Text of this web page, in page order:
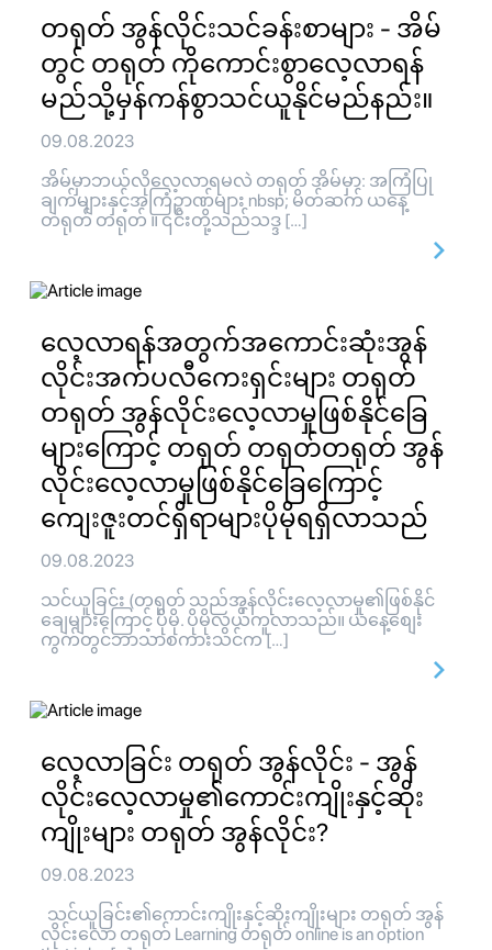
တရုတ် အွန်လိုင်းသင်ခန်းစာများ - အိမ်
တွင် တရုတ် ကိုကောင်းစွာလေ့လာရန်
မည်သို့မှန်ကန်စွာသင်ယူနိုင်မည်နည်း။
09.08.2023
အိမ်မှာဘယ်လိုလေ့လာရမလဲ တရုတ် အိမ်မှာ: အကြံပြု
ချက်များနှင့်အကြံဥာဏ်များ nbsp; မိတ်ဆက် ယနေ့
တရုတ် တရုတ် ။ ၎င်းတို့သည်သဒ္ဒ […]
လေ့လာရန်အတွက်အကောင်းဆုံးအွန်
လိုင်းအက်ပလီကေးရှင်းများ တရုတ်
တရုတ် အွန်လိုင်းလေ့လာမှုဖြစ်နိုင်ခြေ
များကြောင့် တရုတ် တရုတ်တရုတ် အွန်
လိုင်းလေ့လာမှုဖြစ်နိုင်ခြေကြောင့်
ကျေးဇူးတင်ရှိရာများပိုမိုရရှိလာသည်
09.08.2023
သင်ယူခြင်း (တရုတ် သည်အွန်လိုင်းလေ့လာမှု၏ဖြစ်နိုင်
ချေများကြောင့် ပိုမို. ပိုမိုလွယ်ကူလာသည်။ ယနေ့စျေး
ကွက်တွင်ဘာသာစကားသင်က […]
လေ့လာခြင်း တရုတ် အွန်လိုင်း - အွန်
လိုင်းလေ့လာမှု၏ကောင်းကျိုးနှင့်ဆိုး
ကျိုးများ တရုတ် အွန်လိုင်း?
09.08.2023
သင်ယူခြင်း၏ကောင်းကျိုးနှင့်ဆိုးကျိုးများ တရုတ် အွန်
လိုင်းလော တရုတ် Learning တရုတ် online is an option